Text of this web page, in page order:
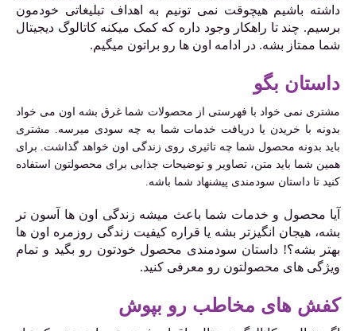
داشته باشیم هیچوقت نمی تونیم به اهداف تبلیغاتی خودمون
برسیم. چند تا راهکار وجود داره که کمک میکنه کاتالوگ دیجیتال
شما ممتاز بشه. در ادامه اون ها رو براتون میگیم.
داستان بگو
مشتری نمی خواد با فهرستی از محصولات شما غرق بشه اون می خواد
بدونه با خریدن یا دریافت خدمات شما به چه سودی میرسه.
مشتری
باید بدونه محصول شما چه تاثیری روی زندگی اون خواهد گذاشت. برای
همین شما باید متن، تصاویر و توضیحات جذابی برای محصولتون استفاده
کنید تا داستان سودمندی پیشنهاد شما باشه.
آیا محصول و خدمات شما باعث میشه زندگی اون ها آسون تر
بشه، هیجان انگیزتر بشه یا قراره کیفیت زندگی روزمره اون ها
بهتر بشه؟! داستان سودمندی محصول خودتون رو بگید و تمام
ویژگی های محصولتون رو معرفی کنید.
کفش های مخاطب رو بپوش